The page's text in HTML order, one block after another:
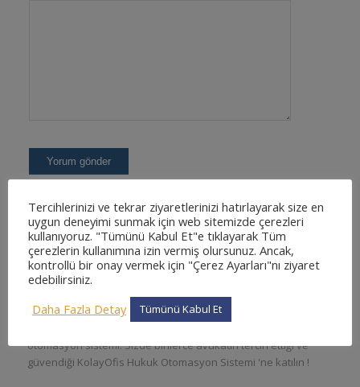
KOLAYOFIS HUKUK OTOMASYON SISTEMI NEDIR
?
otomasyon sistemi. Sizde binlerce avukatın tercih ettiği ve
güvendiği KolayOfis Hukuk Otomasyon Sistemi 'ne katılın !
Tercihlerinizi ve tekrar ziyaretlerinizi hatırlayarak size en
uygun deneyimi sunmak için web sitemizde çerezleri
kullanıyoruz. "Tümünü Kabul Et"e tıklayarak Tüm
çerezlerin kullanımına izin vermiş olursunuz. Ancak,
kontrollü bir onay vermek için "Çerez Ayarları"nı ziyaret
edebilirsiniz.
Daha Fazla Detay
Tümünü Kabul Et